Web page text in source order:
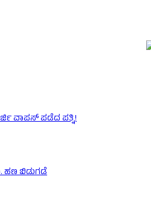
ವಾಪಸ್‌ ಪಡೆದ ಪತ್ನಿ!
ಹಣ ಬಿಡುಗಡೆ